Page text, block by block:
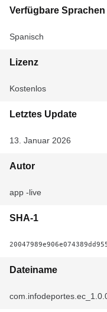
Verfügbare Sprachen
Spanisch
Lizenz
Kostenlos
Letztes Update
13. Januar 2026
Autor
app -live
SHA-1
Dateiname